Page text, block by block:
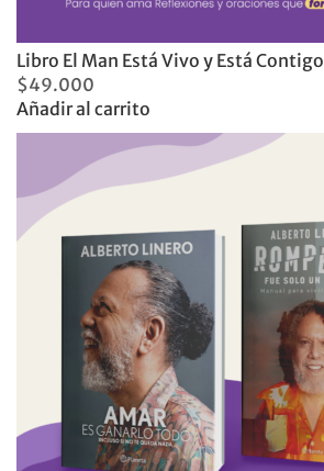
Libro El Man Está Vivo y Está Contigo
$49.000
Añadir al carrito